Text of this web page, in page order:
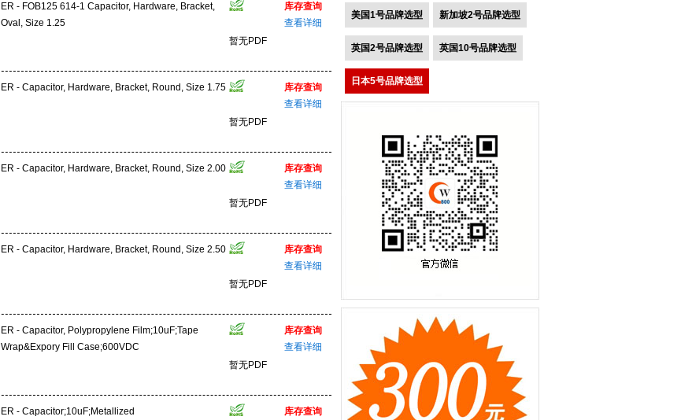
ER - FOB125 614-1 Capacitor, Hardware, Bracket,
Oval, Size 1.25
暂无PDF
库存查询
查看详细
ER - Capacitor, Hardware, Bracket, Round, Size 1.75
暂无PDF
库存查询
查看详细
ER - Capacitor, Hardware, Bracket, Round, Size 2.00
暂无PDF
库存查询
查看详细
ER - Capacitor, Hardware, Bracket, Round, Size 2.50
暂无PDF
库存查询
查看详细
ER - Capacitor, Polypropylene Film;10uF;Tape
Wrap&Expory Fill Case;600VDC
暂无PDF
库存查询
查看详细
ER - Capacitor;10uF;Metallized 库存查询
美国1号品牌选型 新加坡2号品牌选型
英国2号品牌选型 英国10号品牌选型
日本5号品牌选型